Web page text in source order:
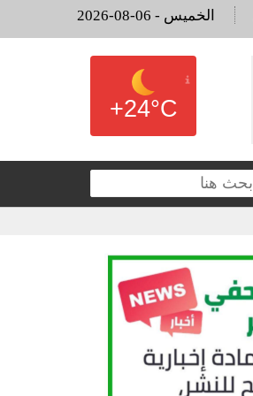
2026-08-06 - الخميس
البنك الأهلي يرد
لـ”أخبار البلد”
ويوضح أسباب
إغلاق عدد من
+24°C